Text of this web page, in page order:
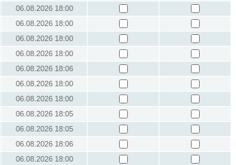
06.08.2026 18:00
06.08.2026 18:00
06.08.2026 18:00
06.08.2026 18:00
06.08.2026 18:06
06.08.2026 18:00
06.08.2026 18:00
06.08.2026 18:05
06.08.2026 18:05
06.08.2026 18:06
06.08.2026 18:00